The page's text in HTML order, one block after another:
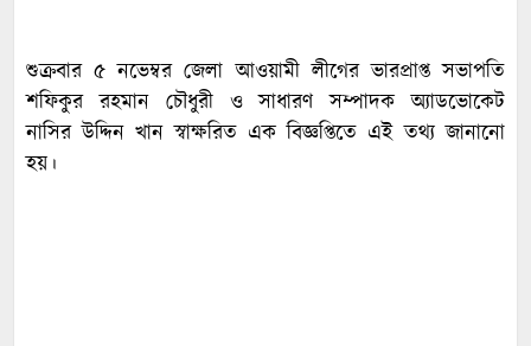
শুক্রবার ৫ নভেম্বর জেলা আওয়ামী লীগের ভারপ্রাপ্ত সভাপতি
শফিকুর রহমান চৌধুরী ও সাধারণ সম্পাদক অ্যাডভোকেট
নাসির উদ্দিন খান স্বাক্ষরিত এক বিজ্ঞপ্তিতে এই তথ্য জানানো
হয়।